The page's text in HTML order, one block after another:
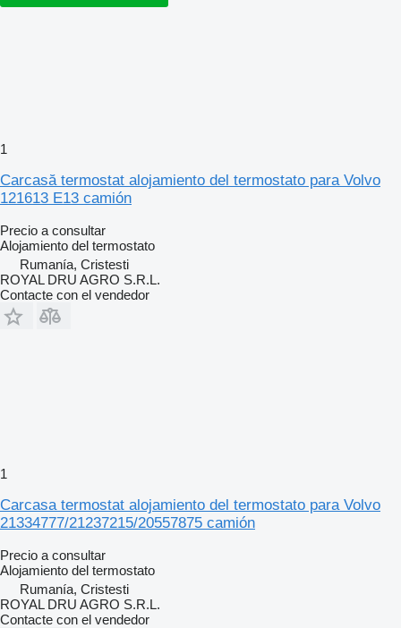
1
Carcasă termostat alojamiento del termostato para Volvo
121613 E13 camión
Precio a consultar
Alojamiento del termostato
Rumanía, Cristesti
ROYAL DRU AGRO S.R.L.
Contacte con el vendedor
1
Carcasa termostat alojamiento del termostato para Volvo
21334777/21237215/20557875 camión
Precio a consultar
Alojamiento del termostato
Rumanía, Cristesti
ROYAL DRU AGRO S.R.L.
Contacte con el vendedor